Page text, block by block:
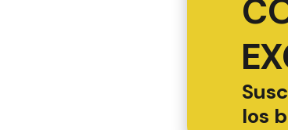
los